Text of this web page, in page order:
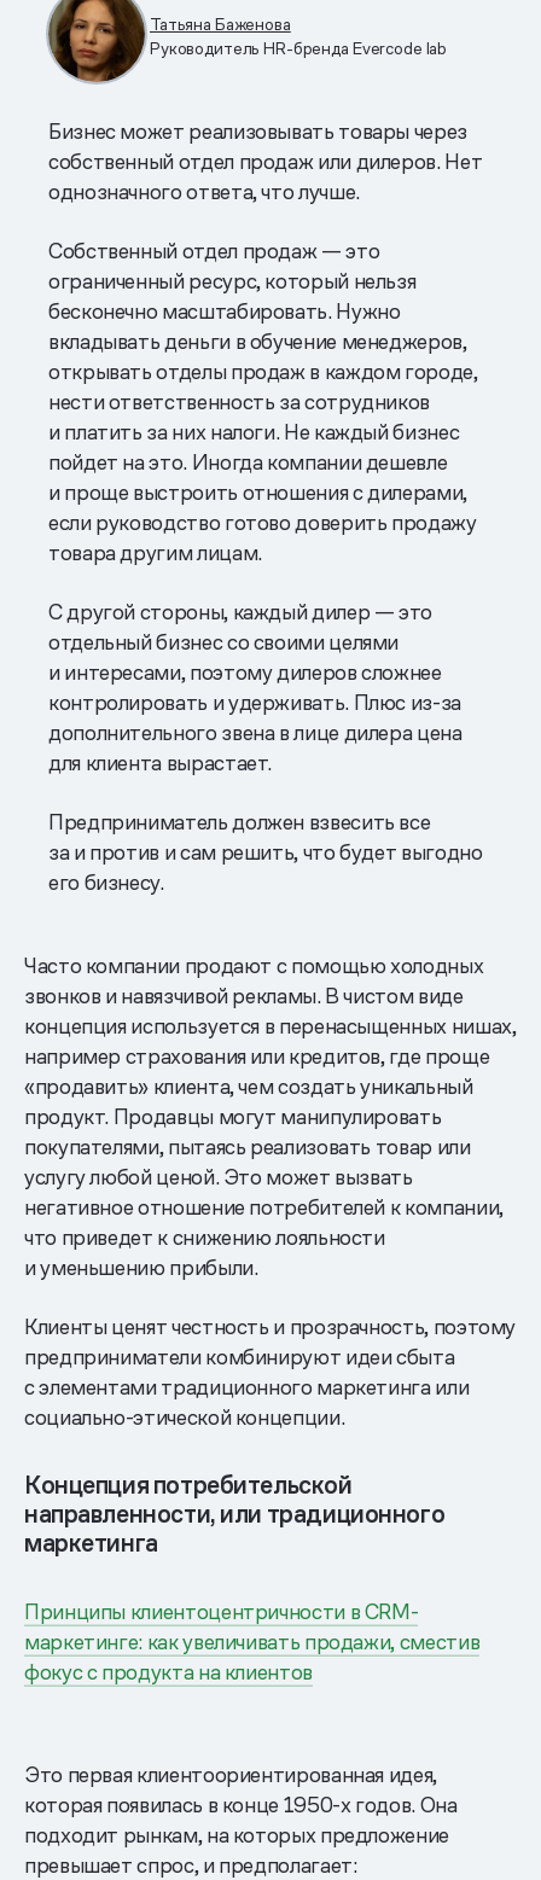
Татьяна Баженова
Руководитель HR-бренда Evercode lab
Бизнес может реализовывать товары через
собственный отдел продаж или дилеров. Нет
однозначного ответа, что лучше.
Собственный отдел продаж — это
ограниченный ресурс, который нельзя
бесконечно масштабировать. Нужно
вкладывать деньги в обучение менеджеров,
открывать отделы продаж в каждом городе,
нести ответственность за сотрудников
и платить за них налоги. Не каждый бизнес
пойдет на это. Иногда компании дешевле
и проще выстроить отношения с дилерами,
если руководство готово доверить продажу
товара другим лицам.
С другой стороны, каждый дилер — это
отдельный бизнес со своими целями
и интересами, поэтому дилеров сложнее
контролировать и удерживать. Плюс из-за
дополнительного звена в лице дилера цена
для клиента вырастает.
Предприниматель должен взвесить все
за и против и сам решить, что будет выгодно
его бизнесу.
Часто компании продают с помощью холодных
звонков и навязчивой рекламы. В чистом виде
концепция используется в перенасыщенных нишах,
например страхования или кредитов, где проще
«продавить» клиента, чем создать уникальный
продукт. Продавцы могут манипулировать
покупателями, пытаясь реализовать товар или
услугу любой ценой. Это может вызвать
негативное отношение потребителей к компании,
что приведет к снижению лояльности
и уменьшению прибыли.
Клиенты ценят честность и прозрачность, поэтому
предприниматели комбинируют идеи сбыта
с элементами традиционного маркетинга или
социально-этической концепции.
Концепция потребительской
направленности, или традиционного
маркетинга
Принципы клиентоцентричности в CRM-
маркетинге: как увеличивать продажи, сместив
фокус с продукта на клиентов
Это первая клиентоориентированная идея,
которая появилась в конце 1950-х годов. Она
подходит рынкам, на которых предложение
превышает спрос, и предполагает: